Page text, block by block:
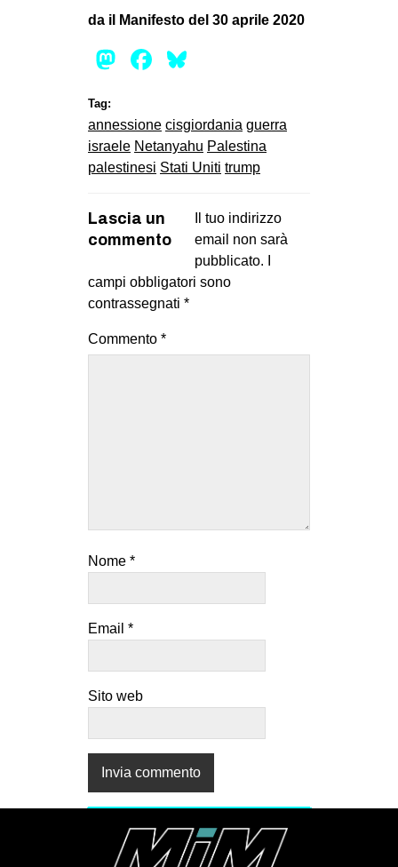
da il Manifesto del 30 aprile 2020
Mastodon
Facebook
Tag:
annessione cisgiordania guerra
israele Netanyahu Palestina
palestinesi Stati Uniti trump
Lascia un
commento
Il tuo indirizzo
email non sarà
pubblicato.
campi obbligatori sono
contrassegnati *
Commento *
Nome *
Email *
Sito web